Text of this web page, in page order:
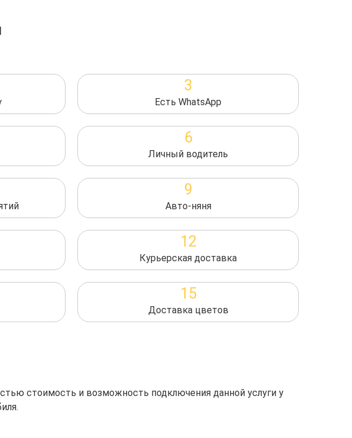
3
Есть WhatsApp
6
Личный водитель
9
Авто-няня
12
Курьерская доставка
15
Доставка цветов
стоимость и возможность подключения данной услуги у